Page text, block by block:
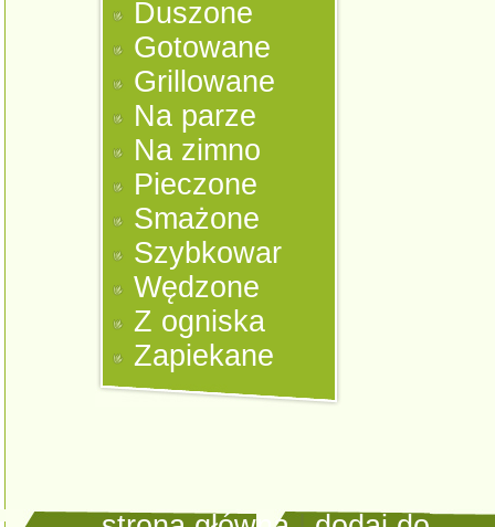
Duszone
Gotowane
Grillowane
Na parze
Na zimno
Pieczone
Smażone
Szybkowar
Wędzone
Z ogniska
Zapiekane